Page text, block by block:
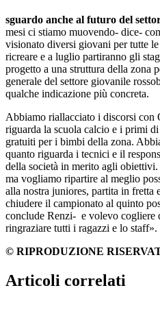
sguardo anche al futuro del
mesi ci stiamo muovendo- dice-
visionato diversi giovani per tutte
ricreare e a luglio partiranno gli
progetto a una struttura della zona
generale del settore giovanile
qualche indicazione più concreta.
Abbiamo riallacciato i discorsi con
riguarda la scuola calcio e i primi
gratuiti per i bimbi della zona.
quanto riguarda i tecnici e il
della società in merito agli obiettivi.
ma vogliamo ripartire al meglio
alla nostra juniores, partita in fretta
chiudere il campionato al quinto
conclude Renzi- e volevo cogliere
ringraziare tutti i ragazzi e lo staff».
© RIPRODUZIONE
Articoli correlati